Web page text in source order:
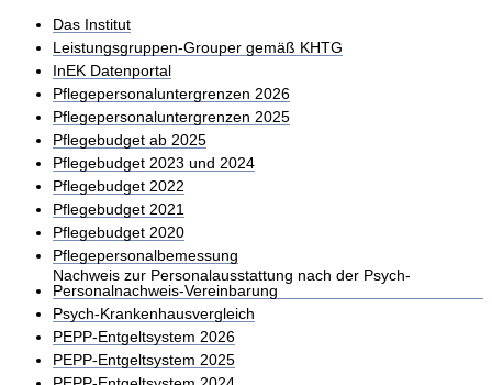
Das Institut
Leistungsgruppen-Grouper gemäß KHTG
InEK Datenportal
Pflegepersonaluntergrenzen 2026
Pflegepersonaluntergrenzen 2025
Pflegebudget ab 2025
Pflegebudget 2023 und 2024
Pflegebudget 2022
Pflegebudget 2021
Pflegebudget 2020
Pflegepersonalbemessung
Nachweis zur Personalausstattung nach der Psych-
Personalnachweis-Vereinbarung
Psych-Krankenhausvergleich
PEPP-Entgeltsystem 2026
PEPP-Entgeltsystem 2025